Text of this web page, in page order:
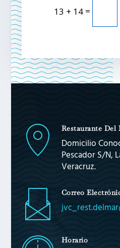
13 + 14 =
Restaurante Del
Domicilio
Pescador S/N,
Veracruz.
Correo
Horario